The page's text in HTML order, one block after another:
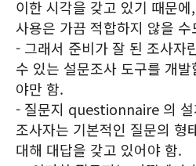
이한 시각을 갖고 있기 때문
사용은 가끔 적합하지 않을 수
- 그래서 준비가 잘 된 조사자
수 있는 설문조사 도구를 개
야만 함.
- 질문지 questionnaire 의 설
조사자는 기본적인 질문의 형
대해 대답을 갖고 있어야 함.